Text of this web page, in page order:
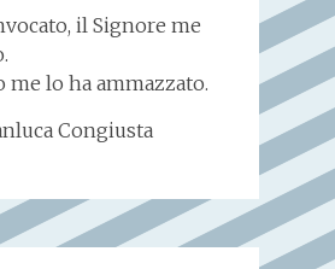
il Signore me
me lo ha ammazzato.
Congiusta